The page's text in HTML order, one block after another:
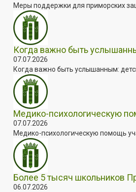
Меры поддержки для приморских
Когда важно быть
07.07.2026
Когда важно быть услышанным:
Медико-психологическую
07.07.2026
Медико-психологическую помощь
Более 5 тысяч школьников
06.07.2026